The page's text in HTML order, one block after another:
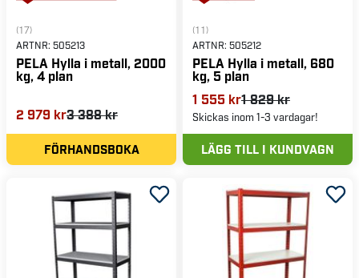
(17)
ARTNR: 505213
PELA Hylla i metall, 2000
kg, 4 plan
2 979 kr3 388 kr
FÖRHANDSBOKA
(11)
ARTNR: 505212
PELA Hylla i metall, 680
kg, 5 plan
1 555 kr1 829 kr
Skickas inom 1-3 vardagar!
LÄGG TILL I KUNDVAGN